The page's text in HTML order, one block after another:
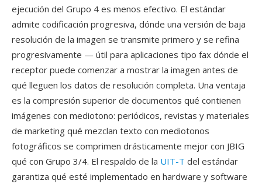
ejecución del Grupo 4 es menos efectivo. El estándar
admite codificación progresiva, dónde una versión de baja
resolución de la imagen se transmite primero y se refina
progresivamente — útil para aplicaciones tipo fax dónde el
receptor puede comenzar a mostrar la imagen antes de
qué lleguen los datos de resolución completa. Una ventaja
es la compresión superior de documentos qué contienen
imágenes con mediotono: periódicos, revistas y materiales
de marketing qué mezclan texto con mediotonos
fotográficos se comprimen drásticamente mejor con JBIG
qué con Grupo 3/4. El respaldo de la UIT-T del estándar
garantiza qué esté implementado en hardware y software